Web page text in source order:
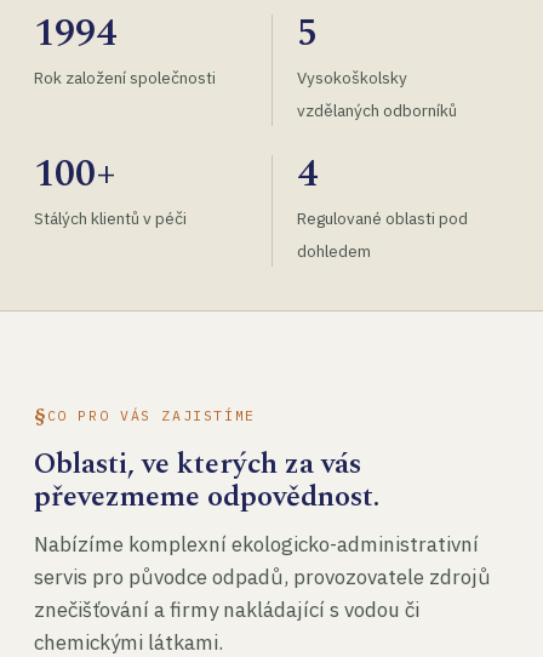
1994
Rok založení společnosti
5
Vysokoškolsky
vzdělaných odborníků
100+
Stálých klientů v péči
4
Regulované oblasti pod
dohledem
CO PRO VÁS ZAJISTÍME
Oblasti, ve kterých za vás
převezmeme odpovědnost.
Nabízíme komplexní ekologicko-administrativní
servis pro původce odpadů, provozovatele zdrojů
znečišťování a firmy nakládající s vodou či
chemickými látkami.